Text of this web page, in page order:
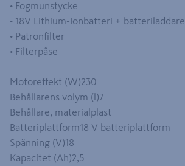
• Fogmunstycke
• 18V Lithium-Ionbatteri + batteriladdare
• Patronfilter
• Filterpåse
Motoreffekt (W)230
Behållarens volym (l)7
Behållare, materialplast
Batteriplattform18 V batteriplattform
Spänning (V)18
Kapacitet (Ah)2,5